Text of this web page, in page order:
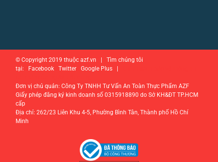
© Copyright 2019 thuộc azf.vn | Tìm chúng tôi
tại: Facebook Twitter Google Plus |
Đơn vị chủ quản: Công Ty TNHH Tư Vấn An Toàn Thực Phẩm AZF
Giấy phép đăng ký kinh doanh số 0315918890 do Sở KH&ĐT TP.HCM
cấp
Địa chỉ: 262/23 Liên Khu 4-5, Phường Bình Tân, Thành phố Hồ Chí
Minh